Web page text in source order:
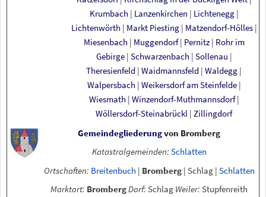
Krumbach | Lanzenkirchen | Lichtenegg |
Lichtenwörth | Markt Piesting | Matzendorf-Hölles |
Miesenbach | Muggendorf | Pernitz | Rohr im
Gebirge | Schwarzenbach | Sollenau |
Theresienfeld | Waidmannsfeld | Waldegg |
Walpersbach | Weikersdorf am Steinfelde |
Wiesmath | Winzendorf-Muthmannsdorf |
Wöllersdorf-Steinabrückl | Zillingdorf
Gemeindegliederungvon Bromberg
Katastralgemeinden: Schlatten
Ortschaften: Breitenbuch | Bromberg | Schlag | Schlatten
Marktort: BrombergDorf: Schlag Weiler: Stupfenreith